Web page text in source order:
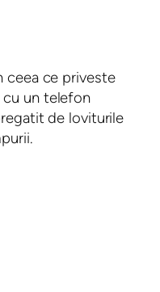
ceea ce priveste
un telefon
de loviturile